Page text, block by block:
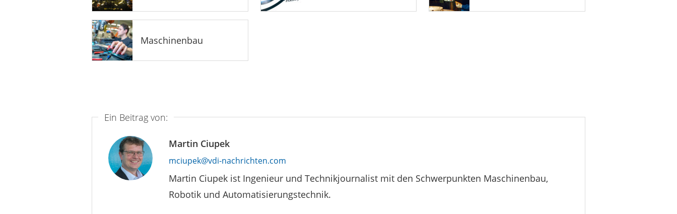
Maschinenbau
Ein Beitrag von:
Martin Ciupek
mciupek@vdi-nachrichten.com
Martin Ciupek ist Ingenieur und Technikjournalist mit den Schwerpunkten Maschinenbau,
Robotik und Automatisierungstechnik.